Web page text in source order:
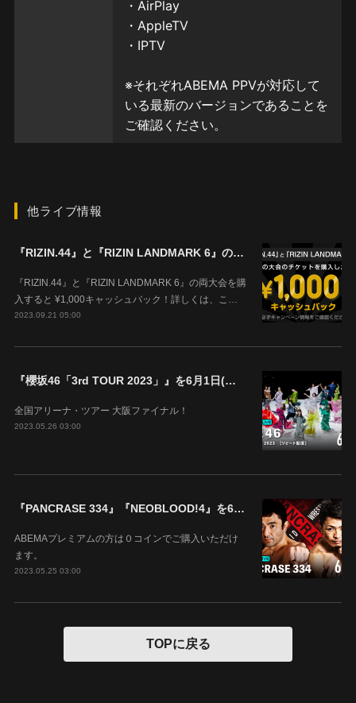
他ライブ情報
『RIZIN.44』と『RIZIN LANDMARK 6』の両大会を購入すると ¥1,000キャッシュバック！
『RIZIN.44』と『RIZIN LANDMARK 6』の両大会を購
入すると ¥1,000キャッシュバック！詳しくは、こ…
2023.09.21 05:00
『櫻坂46「3rd TOUR 2023」』を6月1日(木)18時よりABEMAで生配信決定！
全国アリーナ・ツアー 大阪ファイナル！
2023.05.26 03:00
『PANCRASE 334』『NEOBLOOD!4』を6月4日(日)14時00分よりABEMAで生中継！
ABEMAプレミアムの方は０コインでご購入いただけ
ます。
2023.05.25 03:00
TOPに戻る